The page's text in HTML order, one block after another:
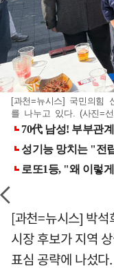
[과천=뉴시스] 국민의힘
를 나누고 있다. (사진=
[과천=뉴시스] 박
시장 후보가 지역
표심 공략에 나섰다.